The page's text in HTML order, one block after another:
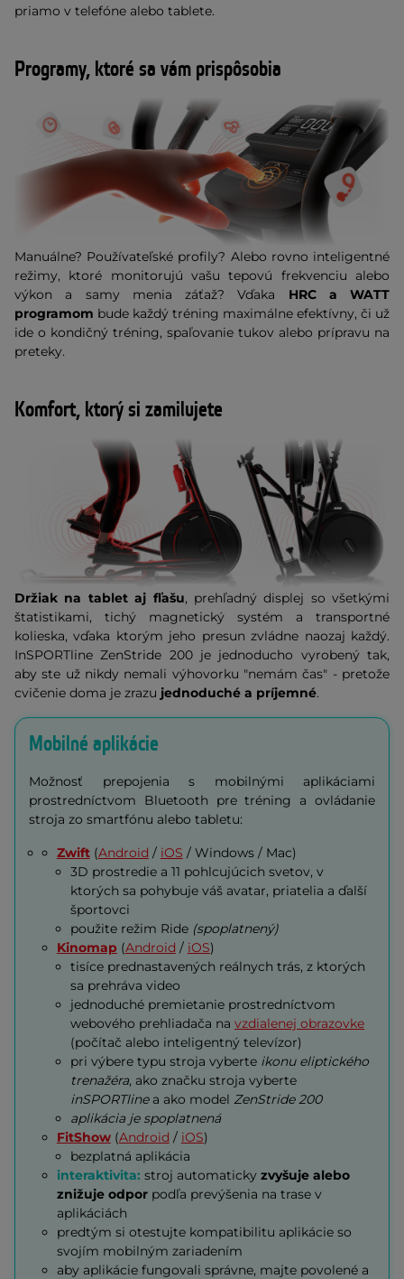
priamo v telefóne alebo tablete.
Programy, ktoré sa vám prispôsobia
Manuálne? Používateľské profily? Alebo rovno inteligentné
režimy, ktoré monitorujú vašu tepovú frekvenciu alebo
výkon a samy menia záťaž? Vďaka HRC a WATT
programom bude každý tréning maximálne efektívny, či už
ide o kondičný tréning, spaľovanie tukov alebo prípravu na
preteky.
Komfort, ktorý si zamilujete
Držiak na tablet aj fľašu, prehľadný displej so všetkými
štatistikami, tichý magnetický systém a transportné
kolieska, vďaka ktorým jeho presun zvládne naozaj každý.
InSPORTline ZenStride 200 je jednoducho vyrobený tak,
aby ste už nikdy nemali výhovorku "nemám čas" - pretože
cvičenie doma je zrazu jednoduché a príjemné.
Mobilné aplikácie
Možnosť prepojenia s mobilnými aplikáciami
prostredníctvom Bluetooth pre tréning a ovládanie
stroja zo smartfónu alebo tabletu:
Zwift (Android / iOS / Windows / Mac)
3D prostredie a 11 pohlcujúcich svetov, v
ktorých sa pohybuje váš avatar, priatelia a ďalší
športovci
použite režim Ride (spoplatnený)
Kinomap (Android / iOS)
tisíce prednastavených reálnych trás, z ktorých
sa prehráva video
jednoduché premietanie prostredníctvom
webového prehliadača navzdialenej obrazovke
(počítač alebo inteligentný televízor)
pri výbere typu stroja vyberte ikonu eliptického
trenažéra, ako značku stroja vyberte
inSPORTline a ako model ZenStride 200
aplikácia je spoplatnená
FitShow (Android / iOS)
bezplatná aplikácia
interaktivita: stroj automaticky zvyšuje alebo
znižuje odporpodľa prevýšenia na trase v
aplikáciách
predtým si otestujte kompatibilitu aplikácie so
svojím mobilným zariadením
aby aplikácie fungovali správne, majte povolené a